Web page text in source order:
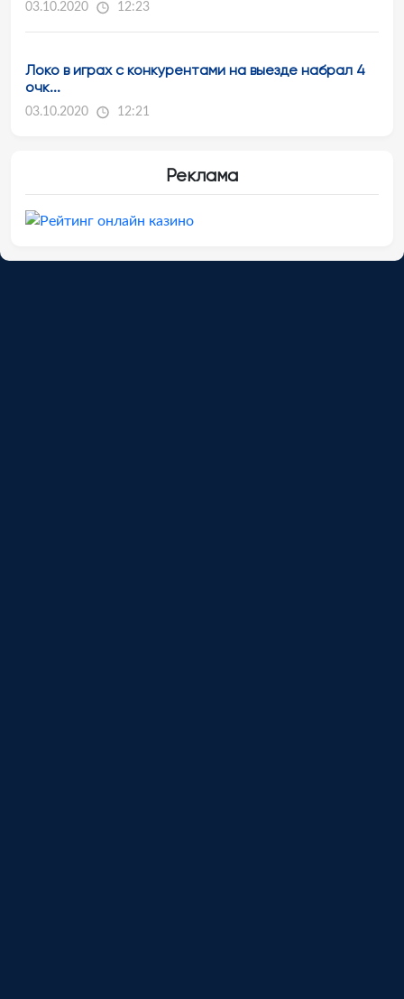
03.10.2020 12:23
Локо в играх с конкурентами на выезде набрал 4
очк...
03.10.2020 12:21
Реклама